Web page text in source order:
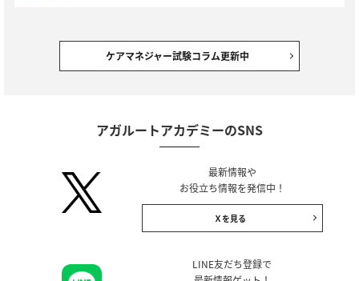
ケアマネジャー試験コラム更新中
アガルートアカデミーのSNS
最新情報や
お役立ち情報を発信中！
Ｘを見る
LINE友だち登録で